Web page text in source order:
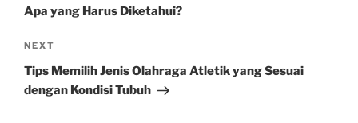
Apa yang Harus Diketahui?
Next
Post
NEXT
Tips Memilih Jenis Olahraga Atletik yang Sesuai
dengan Kondisi Tubuh